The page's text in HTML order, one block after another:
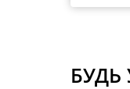
БУДЬ